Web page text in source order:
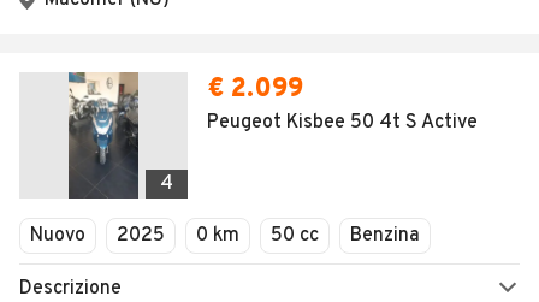
4
€ 2.099
Peugeot Kisbee 50 4t S Active
Nuovo 2025 0 km 50 cc Benzina
Descrizione